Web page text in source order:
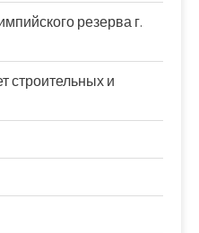
резерва г.
строительных и